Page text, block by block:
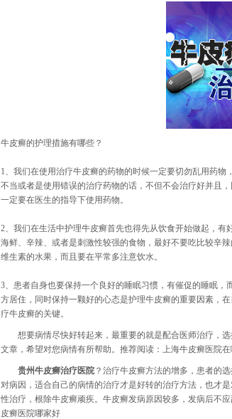
牛皮癣的护理措施有哪些？
1、我们在使用治疗牛皮癣的药物的时候一定要切勿乱用药
不当或者是使用错误的治疗药物的话，不但不会治疗好并且
一定要在医生的指导下使用药物。
2、我们在生活中护理牛皮癣首先也得先从饮食开始做起，
海鲜、辛辣、或者是刺激性较强的食物，最好不要吃比较辛
维生素的水果，而且要在平常多注意饮水。
3、患者自身也要保持一个良好的睡眠习惯，有催促的睡眠
方居住，同时保持一颗好的心态是护理牛皮癣的重要因素，
疗牛皮癣的关键。
想要病情尽快好转起来，最重要的就是配合医师治疗，
文章，希望对您病情有所帮助。推荐阅读： 上海牛皮癣医院
贵州牛皮癣治疗医院 ？治疗牛皮癣方法的增多，患者的
对病因，适合自己的病情的治疗才是好转的治疗方法，也才
性治疗，根除牛皮癣顽疾。牛皮癣发病原因较多，发病后不
皮癣医院哪家好